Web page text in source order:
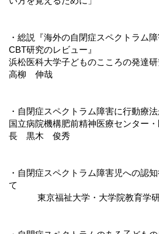
・総説『海外の自閉症スペクトラム
CBT研究のレビュー』
浜松医科大学子どものこころの発達
高柳 伸哉
・自閉症スペクトラム障害に行動療
国立病院機構肥前精神医療センター
長 黒木 俊秀
・自閉症スペクトラム障害児への認
て
東京福祉大学・大学院教育学